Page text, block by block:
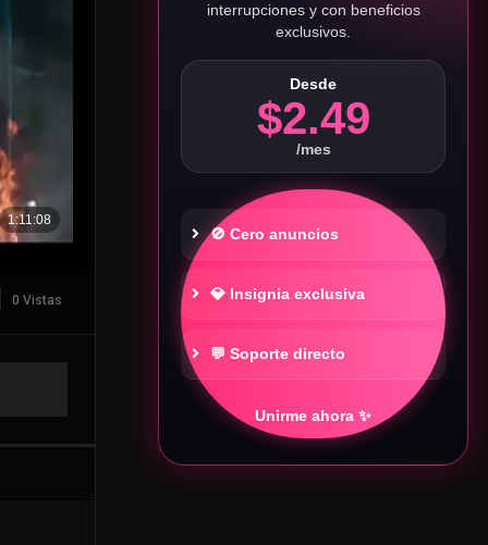
0 Vistas
interrupciones y con beneficios
exclusivos.
Desde
$2.49
/mes
🚫 Cero anuncios
💎 Insignia exclusiva
💬 Soporte directo
Unirme ahora ✨